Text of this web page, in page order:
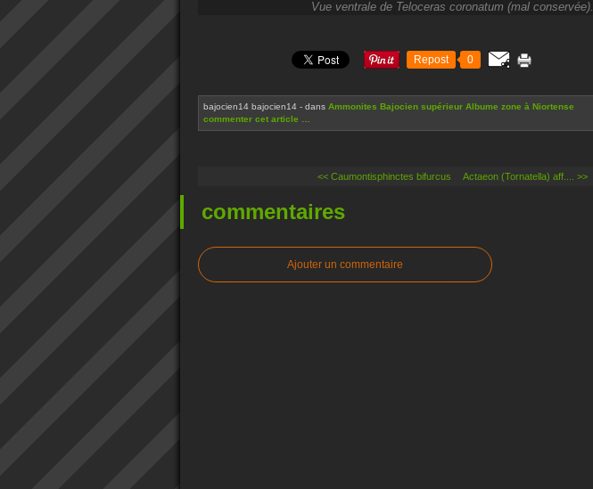
Vue ventrale de Teloceras coronatum (mal conservée).
Repost 0
bajocien14 bajocien14 - dans Ammonites Bajocien supérieur Albume zone à Niortense
commenter cet article
<< Caumontisphinctes bifurcus Actaeon (Tornatella) aff.... >>
commentaires
Ajouter un commentaire